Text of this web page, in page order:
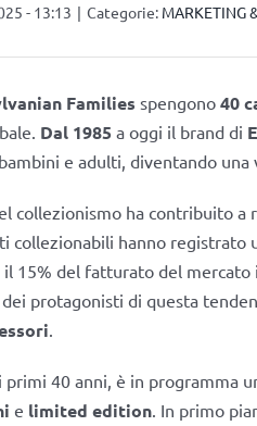
- 13:13 | Categorie: MARKETING
Families spengono 40
Dal 1985 a oggi il brand di
e adulti, diventando una
collezionismo ha contribuito
collezionabili hanno registrato
15% del fatturato del mercato
protagonisti di questa
primi 40 anni, è in programma
e limited edition. In primo